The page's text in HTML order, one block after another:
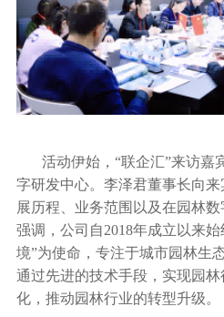
活动伊始，“联企汇”来访嘉
字研发中心。李泽君董事长向
展历程、业务范围以及在园林
强调，公司自2018年成立以来
境”为使命，专注于城市园林生
通过先进的技术手段，实现园
化，推动园林行业的转型升级